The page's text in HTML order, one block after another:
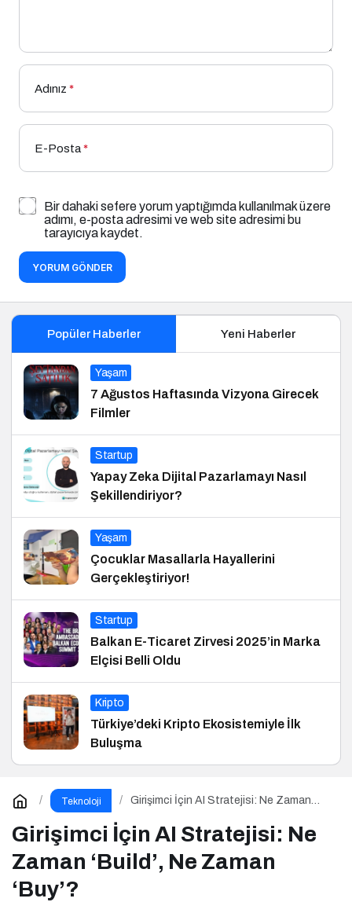
Adınız *
E-Posta*
Bir dahaki sefere yorum yaptığımda kullanılmak üzere
adımı, e-posta adresimi ve web site adresimi bu
tarayıcıya kaydet.
YORUM GÖNDER
Popüler Haberler Yeni Haberler
Yaşam
7 Ağustos Haftasında Vizyona Girecek
Filmler
Startup
Yapay Zeka Dijital Pazarlamayı Nasıl
Şekillendiriyor?
Yaşam
Çocuklar Masallarla Hayallerini
Gerçekleştiriyor!
Startup
Balkan E-Ticaret Zirvesi 2025’in Marka
Elçisi Belli Oldu
Kripto
Türkiye’deki Kripto Ekosistemiyle İlk
Buluşma
Teknoloji
Girişimci İçin AI Stratejisi: Ne Zaman
Girişimci İçin AI Stratejisi: Ne
Zaman ‘Build’, Ne Zaman
‘Buy’?